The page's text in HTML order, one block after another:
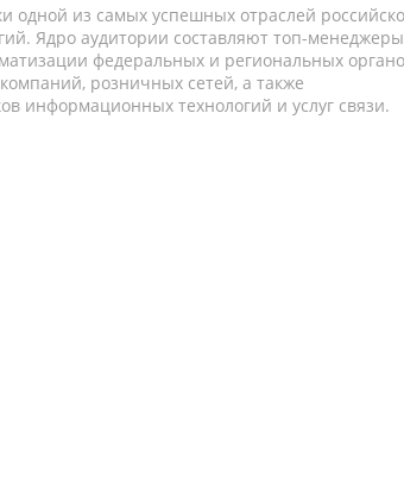
одной из самых успешных отраслей
Ядро аудитории составляют топ-
федеральных и региональных
розничных сетей, а также
информационных технологий и услуг связи.